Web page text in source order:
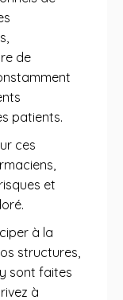
de
patients.
ces
et
à la
structures,
sont faites
à